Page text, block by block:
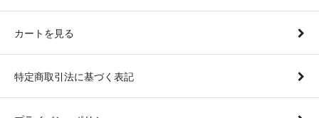
カートを見る
特定商取引法に基づく表記